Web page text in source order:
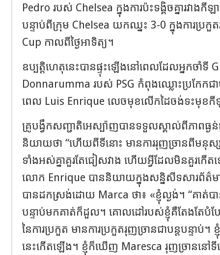
Pedro របស់ Chelsea ក្នុងការប៉ះទង្គិចគ្នារវាងកី
បន្ទាប់ពីក្រុម Chelsea យកឈ្នះ 3-0 ក្នុងការប្រកួត
Cup កាលពីថ្ងៃអាទិត្យ។
ឧប្បត្តិហេតុនេះបានផ្ទុះឡើងនៅពេលដែលអ្នកចាំទី
Donnarumma របស់ PSG កំពុងឈ្លោះប្រកែក
ពេល Luis Enrique លេចមុខលើកដៃចង់ទះមុខកី
គ្រូបង្វឹកសញ្ជាតិអេស្ប៉ាញបានទទួលស្គាល់ពីភាពធ្ងន់
និយាយថា “ហើយពីទីនោះ មានការរុញច្រានពីមនុស្
ទាំងអស់គ្នាគួរតែជៀសវាង ហើយអ្វីដែលមិនគួរកើត
លោក Enrique បាននិយាយក្នុងសន្និសីទសារព័ត៌ម
បានដកស្រង់ដោយ Marca ថា៖ «ខ្ញុំល្ងង់។ “គាត់បា
បន្ទាប់មកគាត់ក៏ដួល។ គោលដៅរបស់ខ្ញុំគឺតែងតែបំ
នៃការប្រកួត មានការប្រកួតរុញច្រានជាបន្តបន្ទាប់។
នេះកើតឡើង។ ខ្ញុំក៏ឃើញ Maresca រុញច្រាននៅ